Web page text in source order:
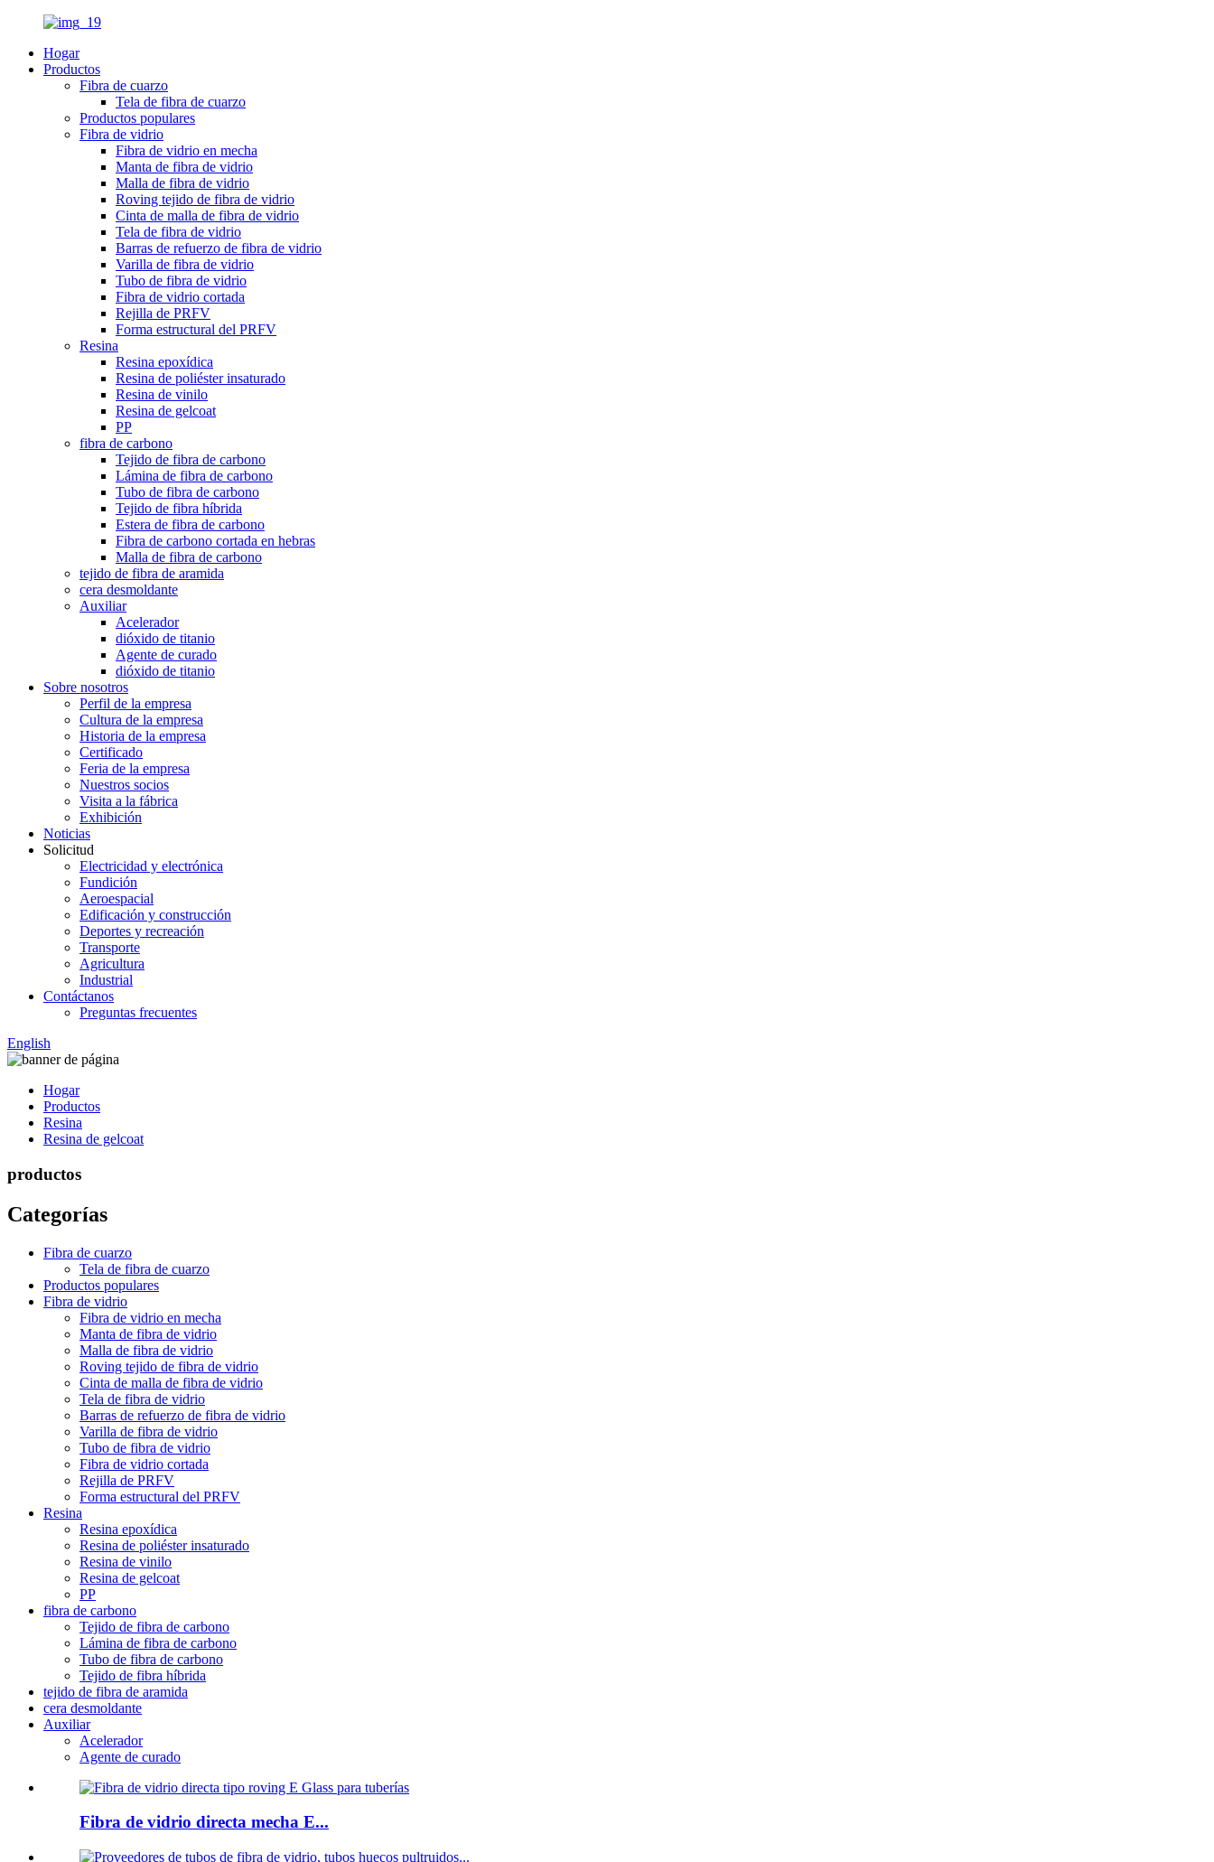
Hogar
Productos
Fibra de cuarzo
Tela de fibra de cuarzo
Productos populares
Fibra de vidrio
Fibra de vidrio en mecha
Manta de fibra de vidrio
Malla de fibra de vidrio
Roving tejido de fibra de vidrio
Cinta de malla de fibra de vidrio
Tela de fibra de vidrio
Barras de refuerzo de fibra de vidrio
Varilla de fibra de vidrio
Tubo de fibra de vidrio
Fibra de vidrio cortada
Rejilla de PRFV
Forma estructural del PRFV
Resina
Resina epoxídica
Resina de poliéster insaturado
Resina de vinilo
Resina de gelcoat
PP
fibra de carbono
Tejido de fibra de carbono
Lámina de fibra de carbono
Tubo de fibra de carbono
Tejido de fibra híbrida
Estera de fibra de carbono
Fibra de carbono cortada en hebras
Malla de fibra de carbono
tejido de fibra de aramida
cera desmoldante
Auxiliar
Acelerador
dióxido de titanio
Agente de curado
dióxido de titanio
Sobre nosotros
Perfil de la empresa
Cultura de la empresa
Historia de la empresa
Certificado
Feria de la empresa
Nuestros socios
Visita a la fábrica
Exhibición
Noticias
Solicitud
Electricidad y electrónica
Fundición
Aeroespacial
Edificación y construcción
Deportes y recreación
Transporte
Agricultura
Industrial
Contáctanos
Preguntas frecuentes
English
Hogar
Productos
Resina
Resina de gelcoat
productos
Categorías
Fibra de cuarzo
Tela de fibra de cuarzo
Productos populares
Fibra de vidrio
Fibra de vidrio en mecha
Manta de fibra de vidrio
Malla de fibra de vidrio
Roving tejido de fibra de vidrio
Cinta de malla de fibra de vidrio
Tela de fibra de vidrio
Barras de refuerzo de fibra de vidrio
Varilla de fibra de vidrio
Tubo de fibra de vidrio
Fibra de vidrio cortada
Rejilla de PRFV
Forma estructural del PRFV
Resina
Resina epoxídica
Resina de poliéster insaturado
Resina de vinilo
Resina de gelcoat
PP
fibra de carbono
Tejido de fibra de carbono
Lámina de fibra de carbono
Tubo de fibra de carbono
Tejido de fibra híbrida
tejido de fibra de aramida
cera desmoldante
Auxiliar
Acelerador
Agente de curado
Fibra de vidrio directa mecha E...